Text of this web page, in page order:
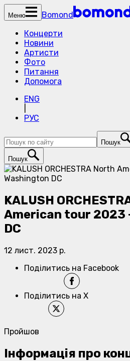
Меню
Bomond
Концерти
Новини
Артисти
Фото
Питання
Допомога
ENG
РУС
Пошук
Пошук
KALUSH
American tour 2023
DC
12 лист. 2023 р.
Поділитись на Facebook
Поділитись на X
Пройшов
Інформація про